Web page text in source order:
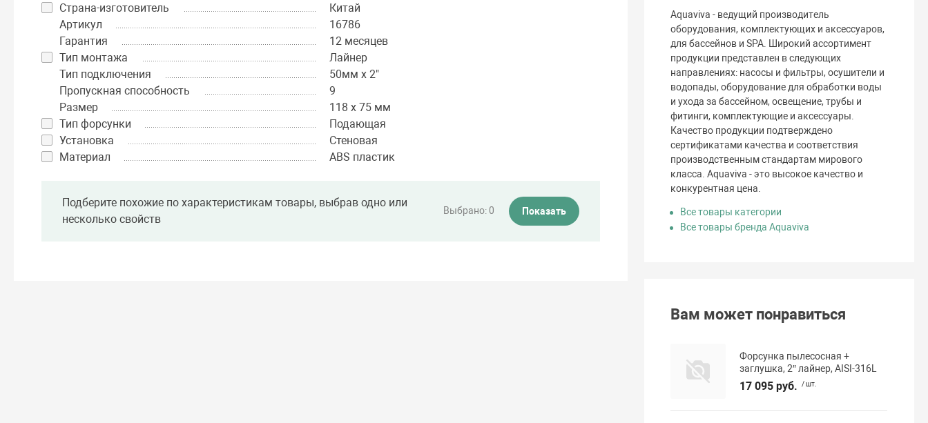
Страна-изготовитель
Китай
Артикул
16786
Гарантия
12 месяцев
Тип монтажа
Лайнер
Тип подключения
50мм x 2"
Пропускная способность
9
Размер
118 x 75 мм
Тип форсунки
Подающая
Установка
Стеновая
Материал
ABS пластик
Подберите похожие по характеристикам товары, выбрав одно или
несколько свойств
Выбрано:0 Показать
Aquaviva - ведущий производитель
оборудования, комплектующих и аксессуаров,
для бассейнов и SPA. Широкий ассортимент
продукции представлен в следующих
направлениях: насосы и фильтры, осушители и
водопады, оборудование для обработки воды
и ухода за бассейном, освещение, трубы и
фитинги, комплектующие и аксессуары.
Качество продукции подтверждено
сертификатами качества и соответствия
производственным стандартам мирового
класса. Aquaviva - это высокое качество и
конкурентная цена.
Все товары категории
Все товары бренда Aquaviva
Вам может понравиться
Форсунка пылесосная +
заглушка, 2″ лайнер, AISI-316L
17 095 руб. / шт.